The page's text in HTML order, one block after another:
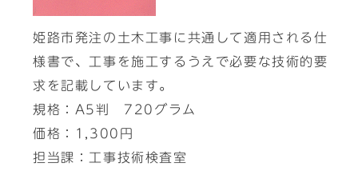
姫路市発注の土木工事に共通して適用される仕
様書で、工事を施工するうえで必要な技術的要
求を記載しています。
規格：A5判 720グラム
価格：1,300円
担当課：工事技術検査室